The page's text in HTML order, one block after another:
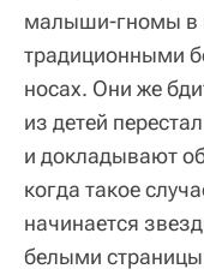
малыши-гномы в
традиционными
носах. Они же
из детей
и докладывают
когда такое
начинается
белыми